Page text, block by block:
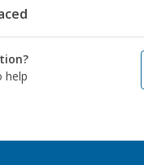
help